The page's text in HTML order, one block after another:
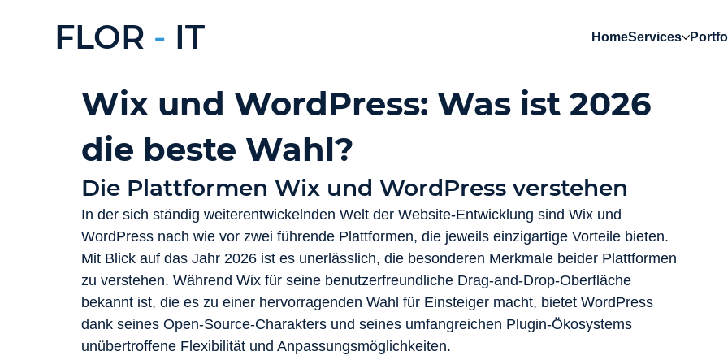
FLOR - IT HomeServices
Wix und WordPress: Was ist 2026
die beste Wahl?
Die Plattformen Wix und WordPress verstehen
In der sich ständig weiterentwickelnden Welt der Website-Entwicklung sind Wix und
WordPress nach wie vor zwei führende Plattformen, die jeweils einzigartige Vorteile bieten.
Mit Blick auf das Jahr 2026 ist es unerlässlich, die besonderen Merkmale beider Plattformen
zu verstehen. Während Wix für seine benutzerfreundliche Drag-and-Drop-Oberfläche
bekannt ist, die es zu einer hervorragenden Wahl für Einsteiger macht, bietet WordPress
dank seines Open-Source-Charakters und seines umfangreichen Plugin-Ökosystems
unübertroffene Flexibilität und Anpassungsmöglichkeiten.